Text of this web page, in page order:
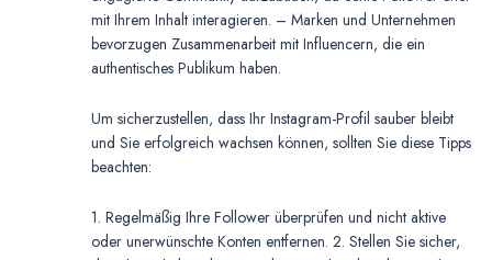
mit Ihrem Inhalt interagieren. – Marken und Unternehmen
bevorzugen Zusammenarbeit mit Influencern, die ein
authentisches Publikum haben.
Um sicherzustellen, dass Ihr Instagram-Profil sauber bleibt
und Sie erfolgreich wachsen können, sollten Sie diese Tipps
beachten:
1. Regelmäßig Ihre Follower überprüfen und nicht aktive
oder unerwünschte Konten entfernen. 2. Stellen Sie sicher,